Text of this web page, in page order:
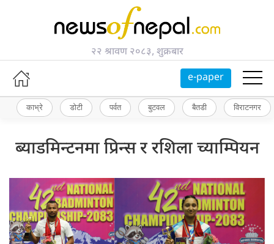
२२ श्रावण २०८३, शुक्रबार
e-paper
काभ्रे डोटी पर्वत बुटवल बैतडी विराटनगर
ब्याडमिन्टनमा प्रिन्स र रशिला च्याम्पियन